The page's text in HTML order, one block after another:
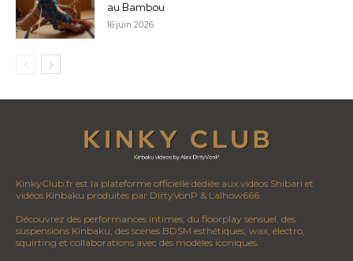
au Bambou
16 juin 2026
KinkyClub.fr est la plateforme officielle dédiée aux vidéos Shibari et
vidéos Kinbaku produites par DirtyVonP & Lalhow666.
Découvrez des performances intimes, du floorplay sensuel, des
suspensions Kinbaku, des scènes BDSM esthétiques, wax, électro,
squirting et collaborations avec des modèles iconiques.